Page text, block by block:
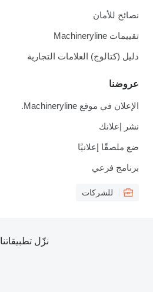
نصائح للأمان
تقييمات Machineryline
دليل (كتالوج) العلامات التجارية
عروضنا
الإعلان في موقع Machineryline.
نشر إعلانك
ضع ملصقًا إعلانيًا
برنامج فرعي
للشركات
نزّل تطبيقاتنا